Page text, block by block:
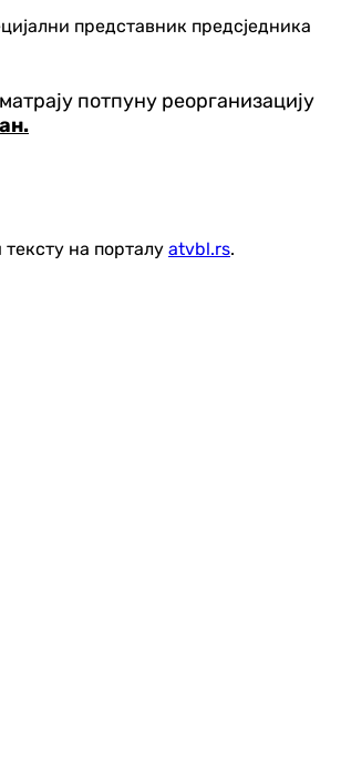
представник предсједника
потпуну реорганизацију
на порталу atvbl.rs.